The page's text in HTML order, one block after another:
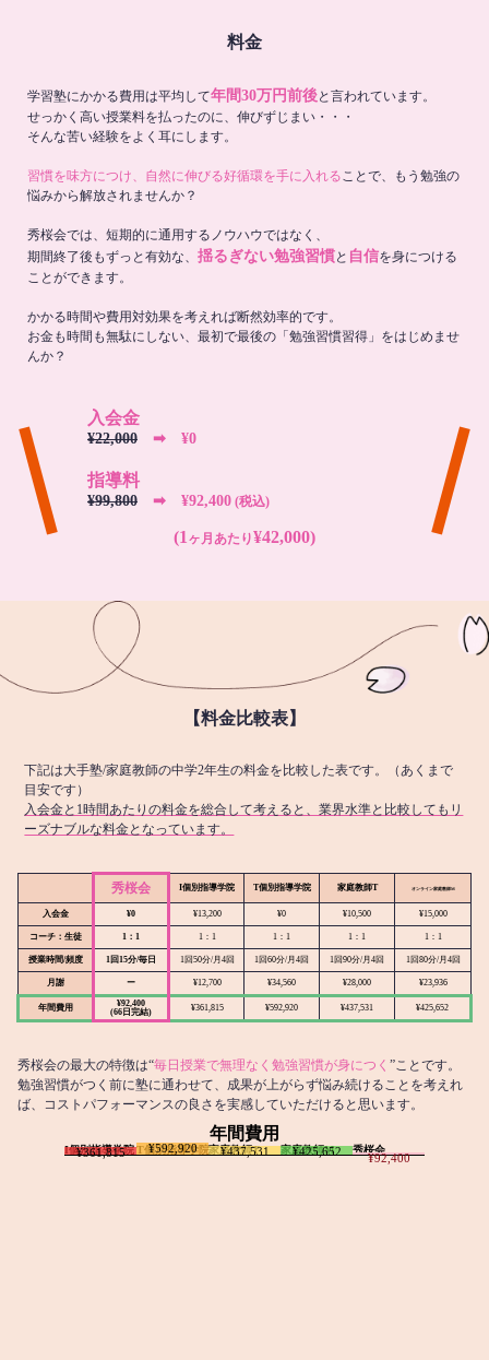
料金
学習塾にかかる費用は平均して年間30万円前後と言われています。
せっかく高い授業料を払ったのに、伸びずじまい・・・
そんな苦い経験をよく耳にします。
習慣を味方につけ、自然に伸びる好循環を手に入れる ことで、もう勉強の
悩みから解放されませんか？
秀桜会では、短期的に通用するノウハウではなく、
期間終了後もずっと有効な、 揺るぎない勉強習慣と 自信を身につける
ことができます。
かかる時間や費用対効果を考えれば断然効率的です。
お金も時間も無駄にしない、最初で最後の「勉強習慣習得」をはじめませ
んか？
入会金
¥22,000 ➡︎ ¥0
指導料
¥99,800 ➡︎ ¥92,400 (税込)
(1 ヶ月あたり¥42,000)
【料金比較表】
下記は大手塾/家庭教師の中学2年生の料金を比較した表です。（あくまで
目安です）
入会金と1時間あたりの料金を総合して考えると、業界水準と比較してもリ
ーズナブルな料金となっています。
秀桜会 I個別指導学院 T個別指導学院 家庭教師T オンライン家庭教師M
入会金 ¥0 ¥13,200 ¥0 ¥10,500 ¥15,000
コーチ：生徒 1：1 1：1 1：1 1：1 1：1
授業時間/頻度 1回15分/毎日 1回50分/月4回 1回60分/月4回 1回90分/月4回 1回80分/月4回
月謝 ー ¥12,700 ¥34,560 ¥28,000 ¥23,936
年間費用
¥92,400
(66日完結)
¥361,815 ¥592,920 ¥437,531 ¥425,652
秀桜会の最大の特徴は“毎日授業で無理なく勉強習慣が身につく ”ことです。
勉強習慣がつく前に塾に通わせて、成果が上がらず悩み続けることを考えれ
ば、コストパフォーマンスの良さを実感していただけると思います。
年間費用
I個別指導学院
¥361,815 T個別指導学院
¥592,920 家庭教師T
¥437,531 家庭教師M
¥425,652 秀桜会
¥92,400